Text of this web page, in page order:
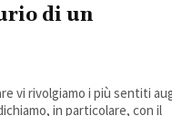
di un
vi rivolgiamo i più sentiti
in particolare, con il